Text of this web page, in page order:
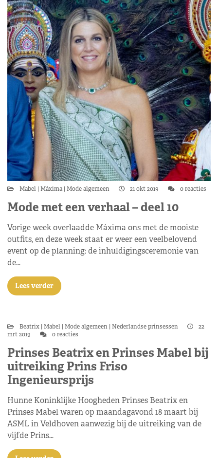
Mabel Máxima Mode algemeen 21 okt 2019 0 reacties
Mode met een verhaal – deel 10
Vorige week overlaadde Máxima ons met de mooiste
outfits, en deze week staat er weer een veelbelovend
event op de planning: de inhuldigingsceremonie van
de…
Lees verder
Beatrix Mabel Mode algemeen Nederlandse prinsessen
22
mrt 2019
0 reacties
Prinses Beatrix en Prinses Mabel bij
uitreiking Prins Friso
Ingenieursprijs
Hunne Koninklijke Hoogheden Prinses Beatrix en
Prinses Mabel waren op maandagavond 18 maart bij
ASML in Veldhoven aanwezig bij de uitreiking van de
vijfde Prins…